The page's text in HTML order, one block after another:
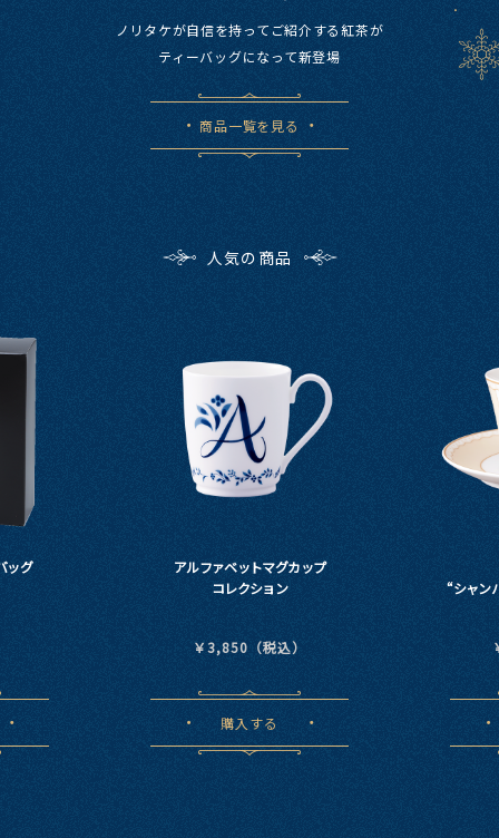
ノリタケが​自信を​持ってご紹介する​紅茶が​​
ティーバッグに​なって​新登場
商品一覧を見る
人気の商品
ッグ
アルファベットマグカップ
コレクション
￥3,850（税込）
購入する
“シャン